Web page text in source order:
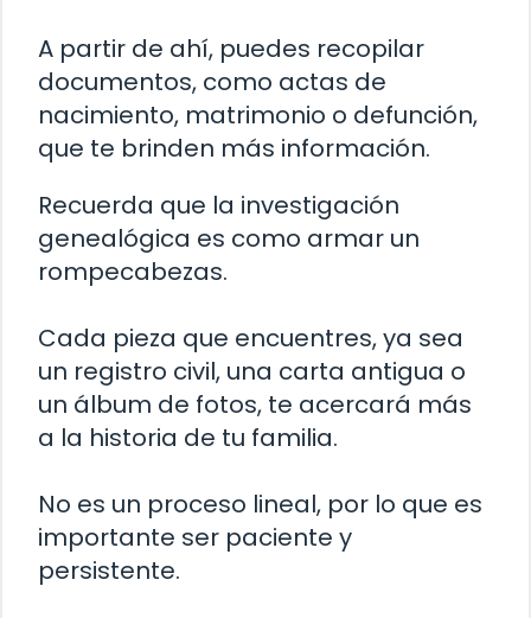
A partir de ahí, puedes recopilar
documentos, como actas de
nacimiento, matrimonio o defunción,
que te brinden más información.
Recuerda que la investigación
genealógica es como armar un
rompecabezas.
Cada pieza que encuentres, ya sea
un registro civil, una carta antigua o
un álbum de fotos, te acercará más
a la historia de tu familia.
No es un proceso lineal, por lo que es
importante ser paciente y
persistente.